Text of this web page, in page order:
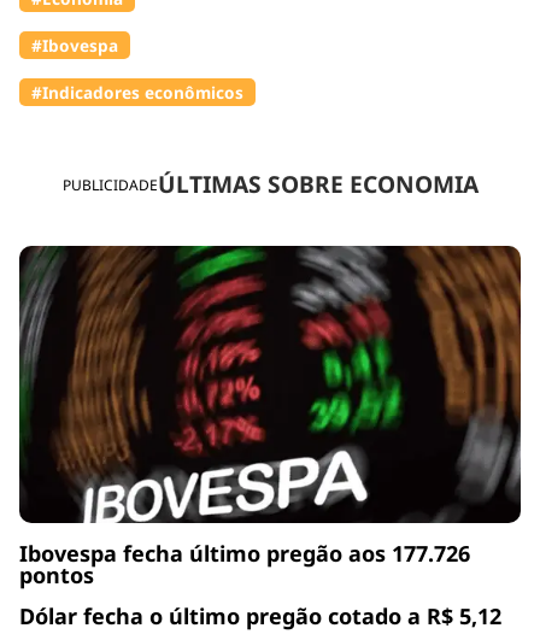
PUBLICIDADEÚLTIMAS SOBRE ECONOMIA
Ibovespa fecha último pregão aos 177.726
pontos
Dólar fecha o último pregão cotado a R$ 5,12
#Ibovespa
#Indicadores econômicos